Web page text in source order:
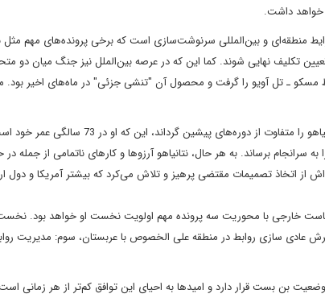
خواهد داشت.
منطقه‌ای و بین‌المللی سرنوشت‌سازی است که برخی پرونده‌های مهم مثل
تکلیف نهایی شوند. کما این که در عرصه بین‌الملل نیز جنگ میان دو
مسکو ـ تل آویو را گرفت و محصول آن "تنشی جزئی" در ماه‌های اخیر بود.
ثالثا، سومین عاملی که می‌تواند دوره نخست وزیری پنجم نتانیاهو را
سرانجام برساند. به هر حال، نتانیاهو آرزوها و کارهای ناتمامی از جمله در
از اتخاذ تصمیمات مقتضی پرهیز و تلاش می‌کرد که بیشتر آمریکا و دول
خارجی با محوریت سه پرونده مهم اولویت نخست او خواهد بود. نخست:
سازی روابط در منطقه علی الخصوص با عربستان، سوم: مدیریت
بن بست قرار دارد و امیدها به احیای این توافق کم‌تر از هر زمانی